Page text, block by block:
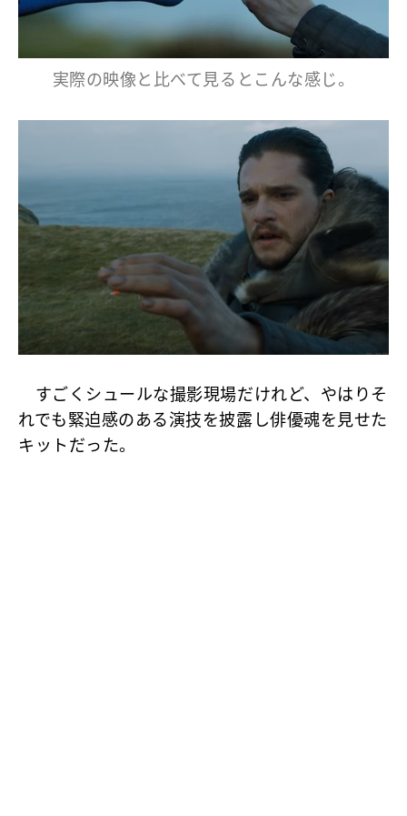
実際の映像と比べて見るとこんな感じ。
すごくシュールな撮影現場だけれど、やはりそ
れでも緊迫感のある演技を披露し俳優魂を見せた
キットだった。